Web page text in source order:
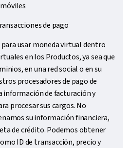
de pago
usar moneda virtual dentro
en los Productos, ya sea que
en una red social o en su
procesadores de pago de
información de facturación y
procesar sus cargos. No
su información financiera,
de crédito. Podemos obtener
ID de transacción, precio y